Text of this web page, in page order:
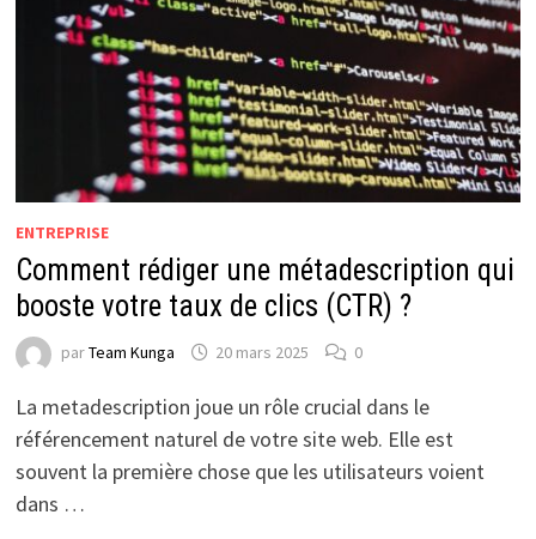
ENTREPRISE
Comment rédiger une métadescription qui
booste votre taux de clics (CTR) ?
parTeam Kunga 20 mars 2025 0
La metadescription joue un rôle crucial dans le
référencement naturel de votre site web. Elle est
souvent la première chose que les utilisateurs voient
dans …